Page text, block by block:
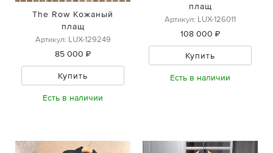
The Row Кожаный
плащ
Артикул: LUX-129249
85 000 ₽
Купить
Есть в наличии
плащ
Артикул: LUX-126011
108 000 ₽
Купить
Есть в наличии